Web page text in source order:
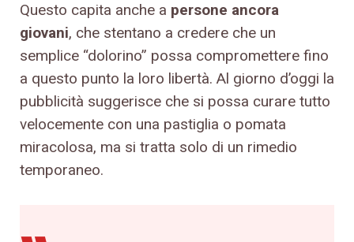
Questo capita anche a persone ancora
giovani, che stentano a credere che un
semplice “dolorino” possa compromettere fino
a questo punto la loro libertà. Al giorno d’oggi la
pubblicità suggerisce che si possa curare tutto
velocemente con una pastiglia o pomata
miracolosa, ma si tratta solo di un rimedio
temporaneo.